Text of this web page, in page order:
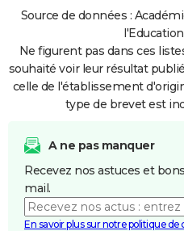
Source de données :
Ne figurent pas dans ces
souhaité voir leur résultat
celle de l'établissement
type de brevet est
A ne pas manquer
Recevez nos astuces et
mail.
En savoir plus sur notre politique de